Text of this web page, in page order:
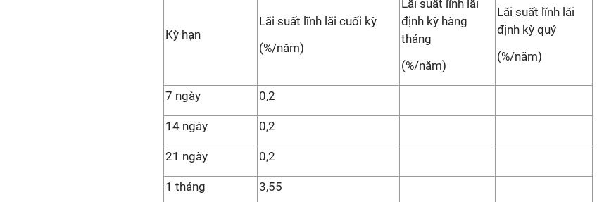
Kỳ hạn
Lãi suất lĩnh lãi cuối kỳ
(%/năm)
Lãi suất lĩnh lãi
định kỳ hàng
tháng
(%/năm)
Lãi suất lĩnh lãi
định kỳ quý
(%/năm)
7 ngày 0,2
14 ngày 0,2
21 ngày 0,2
1 tháng 3,55